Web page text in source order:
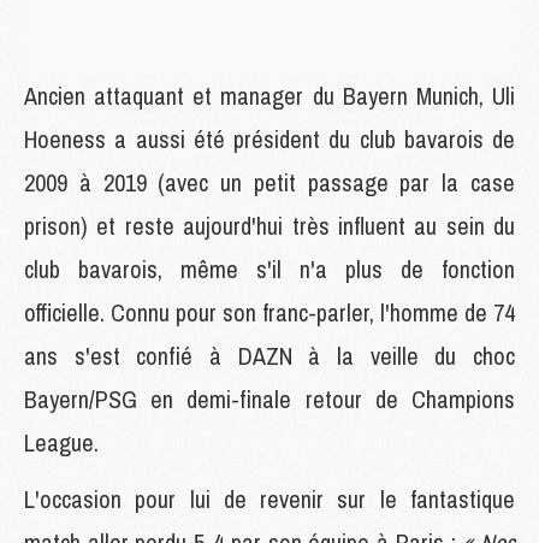
Ancien attaquant et manager du Bayern Munich, Uli
Hoeness a aussi été président du club bavarois de
2009 à 2019 (avec un petit passage par la case
prison) et reste aujourd'hui très influent au sein du
club bavarois, même s'il n'a plus de fonction
officielle. Connu pour son franc-parler, l'homme de 74
ans s'est confié à DAZN à la veille du choc
Bayern/PSG en demi-finale retour de Champions
League.
L'occasion pour lui de revenir sur le fantastique